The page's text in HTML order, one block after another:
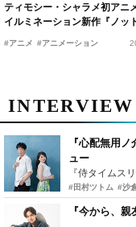
ティモシー・シャラメ初アニ
イルミネーション新作『ノッ
#アニメ #アニメーション
INTERVIEW
『心配無用
ュー
#田村ツトム #沙
『今から、